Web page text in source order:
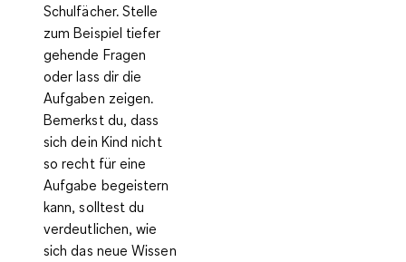
Schulfächer. Stelle
zum Beispiel tiefer
gehende Fragen
oder lass dir die
Aufgaben zeigen.
Bemerkst du, dass
sich dein Kind nicht
so recht für eine
Aufgabe begeistern
kann, solltest du
verdeutlichen, wie
sich das neue Wissen